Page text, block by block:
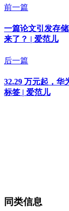
前一篇
一篇论文引发存储
来了？ | 爱范儿
后一篇
32.29 万元起，华
标签 | 爱范儿
同类信息